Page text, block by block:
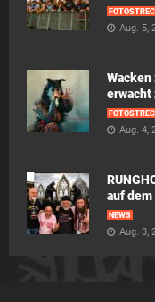
Aug. 5,
Wacken
erwacht
Aug. 4,
auf dem
NEWS
Aug. 3,